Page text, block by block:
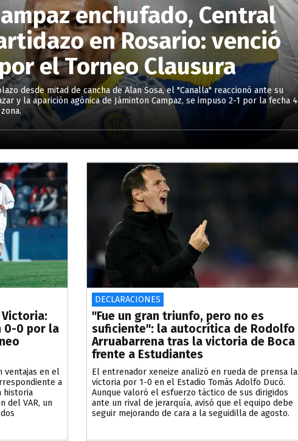
enchufado, Central
en Rosario: venció
el Torneo Clausura
desde mitad de cancha de Alan Sosa, el "Canalla" reaccionó ante su
y la aparición agónica de Jáminton Campaz, se impuso 2-1 por la fecha 4
0-0 por la
ventajas en el
a
historia
del VAR, un
DECLARACIONES
"Fue un gran triunfo, pero no es
suficiente": la autocrítica de Rodolfo
Arruabarrena tras la victoria de Boca
frente a Estudiantes
El entrenador xeneize analizó en rueda de prensa la
victoria por 1-0 en el Estadio Tomás Adolfo Ducó.
Aunque valoró el esfuerzo táctico de sus dirigidos
ante un rival de jerarquía, avisó que el equipo debe
seguir mejorando de cara a la seguidilla de agosto.